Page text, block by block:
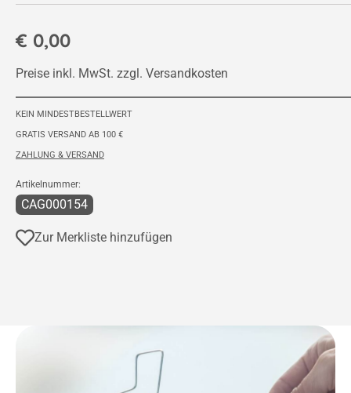
€ 0,00
Preise inkl. MwSt. zzgl. Versandkosten
KEIN MINDESTBESTELLWERT
GRATIS VERSAND AB 100 €
ZAHLUNG & VERSAND
Artikelnummer:
CAG000154
Zur Merkliste hinzufügen